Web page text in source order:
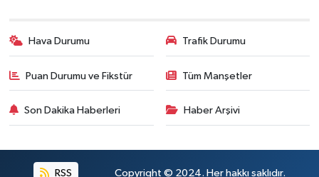
Hava Durumu Trafik Durumu
Puan Durumu ve Fikstür Tüm Manşetler
Son Dakika Haberleri Haber Arşivi
RSS Copyright © 2024. Her hakkı saklıdır.